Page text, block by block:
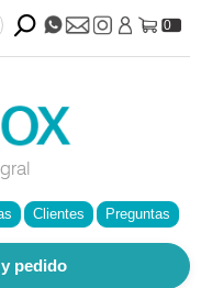
0
Clientes Preguntas
pedido